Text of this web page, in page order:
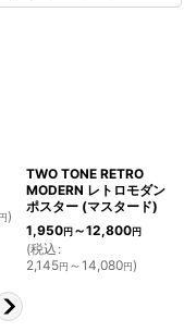
円)
TWO TONE RETRO
MODERN レトロモダン
ポスター (マスタード)
1,950円～12,800円
(税込 :
2,145円 ～14,080円)